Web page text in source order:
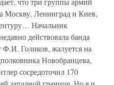
Москву, Ленинград и Киев,
Начальник
действовала банда
Ф.И. Голиков, жалуется на
Новобранцева,
сосредоточил 170